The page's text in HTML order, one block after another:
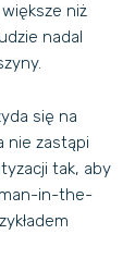
niż
nadal
się na
nie zastąpi
tak, aby
in-the-